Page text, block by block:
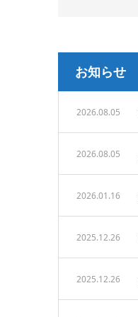
お知らせ
2026.08.05
2026.08.05
2026.01.16
2025.12.26
2025.12.26